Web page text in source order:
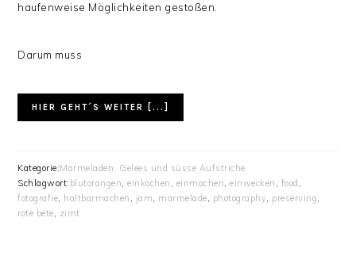
haufenweise Möglichkeiten gestoßen.
Darum muss
HIER GEHT´S WEITER [...]
Kategorie:Marmeladen, Gelees und süsse Aufstriche
Schlagwort: blutorangen,einkochen , einmachen,einwecken , food ,
fotografie, haltbarmachen , jam, marmelade, photography, preserving,
rote bete, zimt